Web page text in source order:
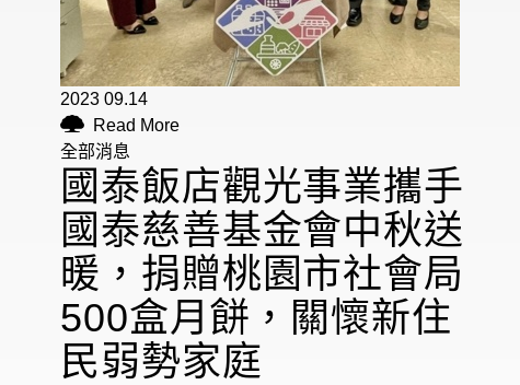
2023 09.14
Read More
全部消息
國泰飯店觀光事業攜手
國泰慈善基金會中秋送
暖，捐贈桃園市社會局
500盒月餅，關懷新住
民弱勢家庭